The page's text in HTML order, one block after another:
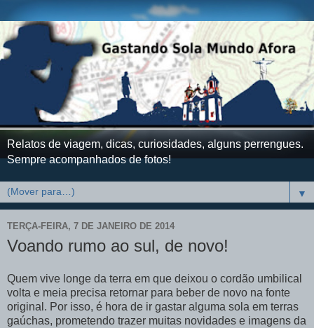
Relatos de viagem, dicas, curiosidades, alguns perrengues.
Sempre acompanhados de fotos!
▼
TERÇA-FEIRA, 7 DE JANEIRO DE 2014
Voando rumo ao sul, de novo!
Quem vive longe da terra em que deixou o cordão umbilical
volta e meia precisa retornar para beber de novo na fonte
original. Por isso, é hora de ir gastar alguma sola em terras
gaúchas, prometendo trazer muitas novidades e imagens da